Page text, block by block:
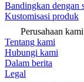
Bandingkan dengan
Kustomisasi produk
Perusahaan kami
Tentang kami
Hubungi kami
Dalam berita
Legal